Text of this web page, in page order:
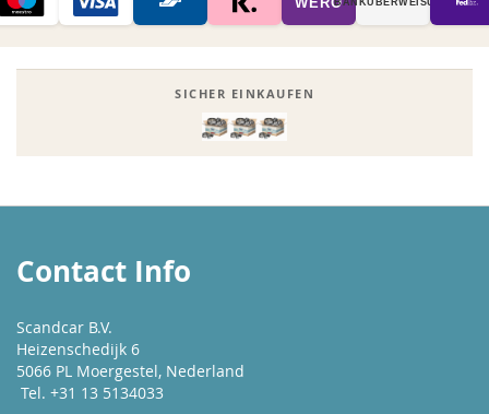
BANK­ÜBER­WEISUNG
SICHER EINKAUFEN
Contact Info
Scandcar B.V.
Heizenschedijk 6
5066 PL Moergestel, Nederland
Tel. +31 13 5134033